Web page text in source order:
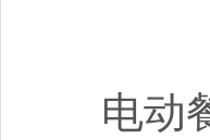
电动餐